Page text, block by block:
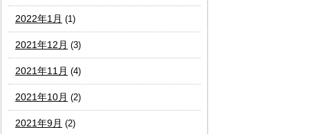
2022年1月 (1)
2021年12月 (3)
2021年11月 (4)
2021年10月 (2)
2021年9月 (2)